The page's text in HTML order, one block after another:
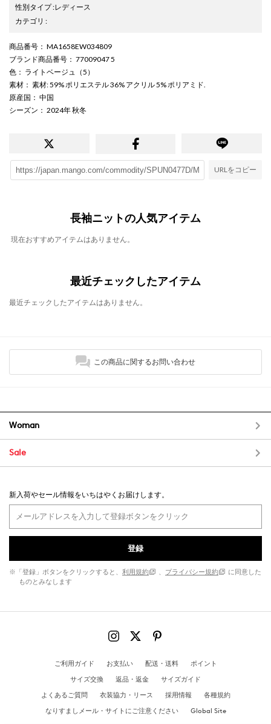
性別タイプ:レディース
カテゴリ :
商品番号 ： MA1658EW034809
ブランド商品番号 ： 77009047 5
色 ： ライトベージュ（5）
素材 ： 素材: 59% ポリエステル 36% アクリル 5% ポリアミド.
原産国 ： 中国
シーズン ： 2024年 秋冬
URLをコピー
長袖ニットの人気アイテム
現在おすすめアイテムはありません。
最近チェックしたアイテム
最近チェックしたアイテムはありません。
この商品に関するお問い合わせ
Woman
Sale
新入荷やセール情報をいちはやくお届けします。
登録
※「登録」ボタンをクリックすると、 利用規約 、 プライバシー規約
に同意した
ものとみなします
ご利用ガイド お支払い 配送・送料
ポイント
サイズ交換
返品・返金
サイズガイド
よくあるご質問
衣装協力・リース 採用情報
各種規約
なりすましメール・サイトにご注意ください
Global Site